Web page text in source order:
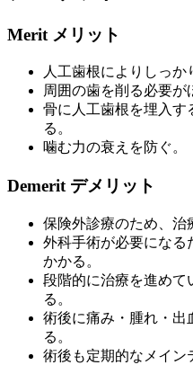
Merit メリット
人工歯根によりしっか
周囲の歯を削る必要が
骨に人工歯根を埋入す
る。
噛む力の衰えを防ぐ。
Demerit デメリット
保険外診療のため、治
外科手術が必要になる
かかる。
段階的に治療を進めて
る。
術後に痛み・腫れ・出
る。
術後も定期的なメイン